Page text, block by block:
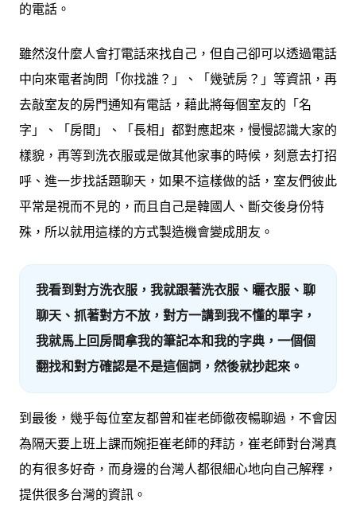
的電話。
雖然沒什麼人會打電話來找自己，但自己卻可以透過電話
中向來電者詢問「你找誰？」、「幾號房？」等資訊，再
去敲室友的房門通知有電話，藉此將每個室友的「名
字」、「房間」、「長相」都對應起來，慢慢認識大家的
樣貌，再等到洗衣服或是做其他家事的時候，刻意去打招
呼、進一步找話題聊天，如果不這樣做的話，室友們彼此
平常是視而不見的，而且自己是韓國人、斷交後身份特
殊，所以就用這樣的方式製造機會變成朋友。
我看到對方洗衣服，我就跟著洗衣服、曬衣服、聊
聊天、抓著對方不放，對方一講到我不懂的單字，
我就馬上回房間拿我的筆記本和我的字典，一個個
翻找和對方確認是不是這個詞，然後就抄起來。
到最後，幾乎每位室友都曾和崔老師徹夜暢聊過，不會因
為隔天要上班上課而婉拒崔老師的拜訪，崔老師對台灣真
的有很多好奇，而身邊的台灣人都很細心地向自己解釋，
提供很多台灣的資訊。